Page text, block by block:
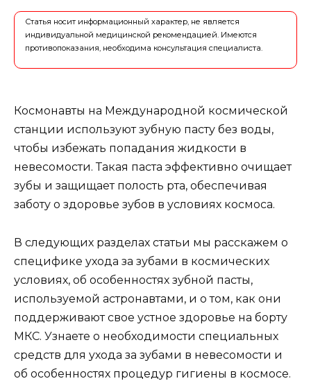
Статья носит информационный характер, не является
индивидуальной медицинской рекомендацией. Имеются
противопоказания, необходима консультация специалиста.
Космонавты на Международной космической
станции используют зубную пасту без воды,
чтобы избежать попадания жидкости в
невесомости. Такая паста эффективно очищает
зубы и защищает полость рта, обеспечивая
заботу о здоровье зубов в условиях космоса.
В следующих разделах статьи мы расскажем о
специфике ухода за зубами в космических
условиях, об особенностях зубной пасты,
используемой астронавтами, и о том, как они
поддерживают свое устное здоровье на борту
МКС. Узнаете о необходимости специальных
средств для ухода за зубами в невесомости и
об особенностях процедур гигиены в космосе.